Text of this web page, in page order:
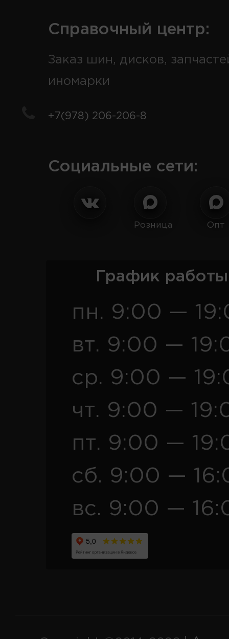
Справочный центр:
Заказ шин, дисков,
иномарки
+7(978) 206-206-8
Социальные сети:
Розница Опт
График
пн. 9:00 —
вт. 9:00 —
ср. 9:00 —
чт. 9:00 —
пт. 9:00 —
сб. 9:00 —
вс. 9:00 —